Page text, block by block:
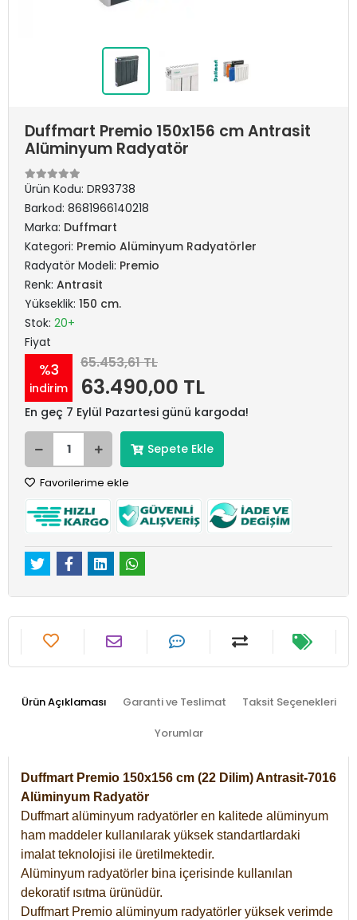
Duffmart Premio 150x156 cm Antrasit
Alüminyum Radyatör
Ürün Kodu: DR93738
Barkod: 8681966140218
Marka: Duffmart
Kategori: Premio Alüminyum Radyatörler
Radyatör Modeli: Premio
Renk: Antrasit
Yükseklik: 150 cm.
Stok: 20+
Fiyat
%3
indirim
65.453,61 TL
63.490,00 TL
En geç 7 Eylül Pazartesi günü kargoda!
Sepete Ekle
Favorilerime ekle
Ürün Açıklaması Garanti ve Teslimat Taksit Seçenekleri
Yorumlar
Duffmart Premio 150x156 cm (22 Dilim) Antrasit-7016
Alüminyum Radyatör
Duffmart alüminyum radyatörler en kalitede alüminyum
ham maddeler kullanılarak yüksek standartlardaki
imalat teknolojisi ile üretilmektedir.
Alüminyum radyatörler bina içerisinde kullanılan
dekoratif ısıtma ürünüdür.
Duffmart Premio alüminyum radyatörler yüksek verimde